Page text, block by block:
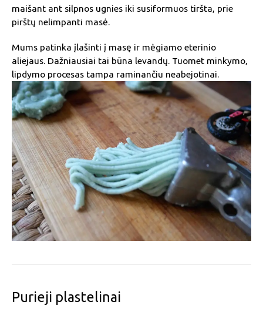
maišant ant silpnos ugnies iki susiformuos tiršta, prie
pirštų nelimpanti masė.
Mums patinka įlašinti į masę ir mėgiamo eterinio
aliejaus. Dažniausiai tai būna levandų. Tuomet minkymo,
lipdymo procesas tampa raminančiu neabejotinai.
Purieji plastelinai